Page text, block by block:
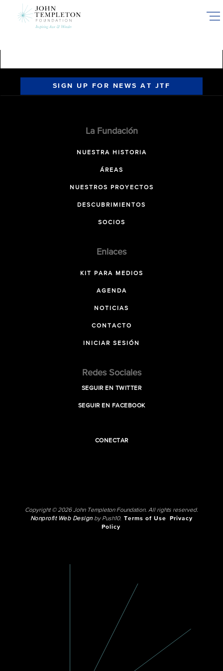
SIGN UP FOR NEWS AT JTF
La Fundación
NUESTRA HISTORIA
ÁREAS
NUESTROS PROYECTOS
DESCUBRIMIENTOS
SOCIOS
Enlaces
KIT PARA MEDIOS
AGENDA
NOTICIAS
CONTACTO
INICIAR SESIÓN
Redes Sociales
SEGUIR EN TWITTER
SEGUIR EN FACEBOOK
CONECTAR
Copyright © 2026 John Templeton Foundation. All rights reserved.
Nonprofit Web Designby Push10. Terms of Use
Privacy
Policy